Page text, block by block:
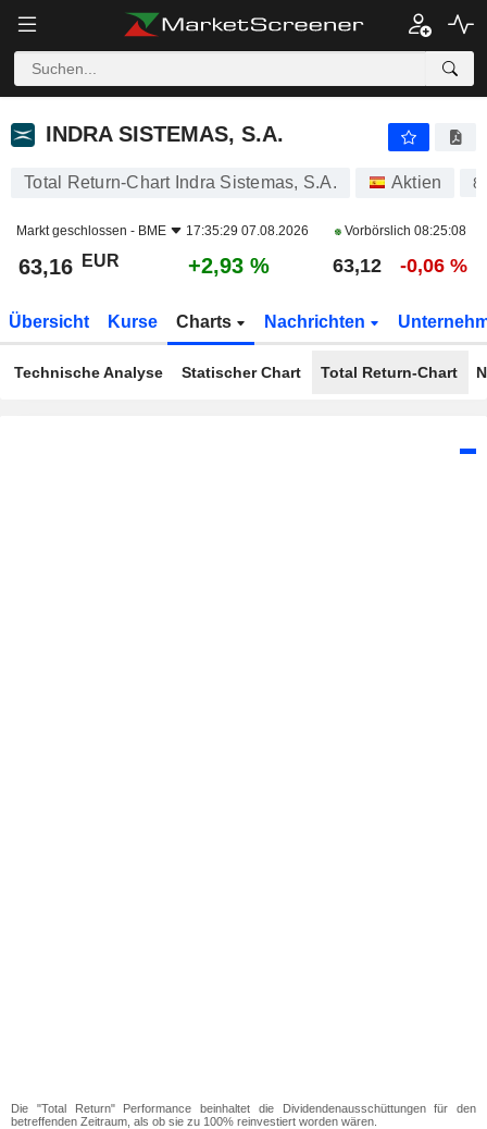
INDRA SISTEMAS, S.A.
INDRA SISTEMAS, S.A.
Total Return-Chart Indra Sistemas, S.A. Aktien
Markt geschlossen - BME 17:35:29 07.08.2026 Vorbörslich 08:25:08
63,16 EUR +2,93 % 63,12 -0,06 %
Übersicht Kurse Charts Nachrichten
Technische Analyse Statischer Chart Total Return-Chart
Die "Total Return" Performance beinhaltet die Dividendenausschüttungen für den
betreffenden Zeitraum, als ob sie zu 100% reinvestiert worden wären.